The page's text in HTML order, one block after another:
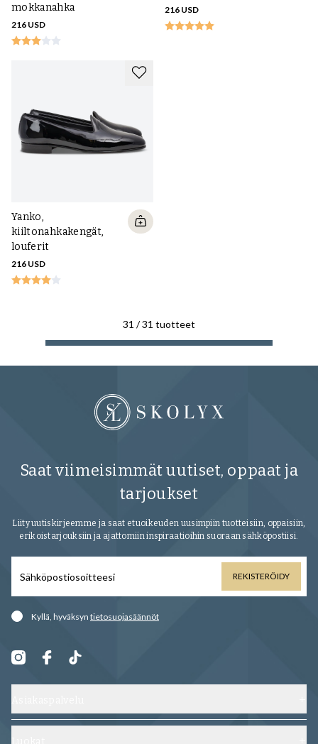
mokkanahka
216 USD
216 USD
Yanko,
kiiltonahkakengät,
louferit
216 USD
31 /31 tuotteet
Saat viimeisimmät uutiset, oppaat ja
tarjoukset
Liity uutiskirjeemme ja saat etuoikeuden uusimpiin tuotteisiin, oppaisiin,
erikoistarjouksiin ja ajattomiin inspiraatioihin suoraan sähköpostiisi.
REKISTERÖIDY
Kyllä, hyväksyn tietosuojasäännöt
Ota yhteyttä